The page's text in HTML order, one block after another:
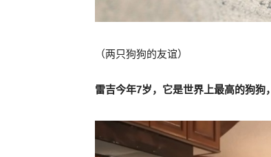
（两只狗狗的友谊）
雷吉今年7岁，它是世界上最高的狗狗，